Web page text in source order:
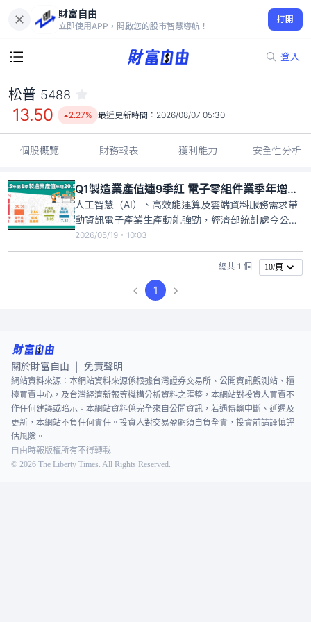
財富自由
立即使用APP，開啟您的股市智慧導航！
打開
登入
13.50
2.27%
松普 5488
13.50 2.27% 最近更新時間： 2026/08/07 05:30
個股概覽 財務報表 獲利能力 安全性分析
Q1製造業產值連9季紅 電子零組件業季年增25％
人工智慧（AI）、高效能運算及雲端資料服務需求帶
動資訊電子產業生產動能強勁，經濟部統計處今公
布，今年第1季製造業產值5兆9510億元，季年增
20.58%，也是連續9季正成長。其中，電子零組件業
產值2兆1779億元，季年增25.29%。統計處說明，AI
需求暢旺，推升資訊電子產業生產動能，但部分傳統
2026/05/19・10:03
總共 1 個 10/頁
1
關於財富自由 免責聲明
網站資料來源：本網站資料來源係根據台灣證券交易所、公開資訊觀測站、櫃
檯買賣中心，及台灣經濟新報等機構分析資料之匯整，本網站對投資人買賣不
作任何建議或暗示。本網站資料係完全來自公開資訊，若遇傳輸中斷、延遲及
更新，本網站不負任何責任。投資人對交易盈虧須自負全責，投資前請謹慎評
估風險。
自由時報版權所有不得轉載
© 2026 The Liberty Times. All Rights Reserved.